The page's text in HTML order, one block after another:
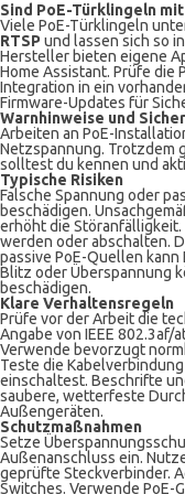
Sind PoE-Türklingeln
Viele PoE-Türklingeln
RTSP und lassen sich so
Hersteller bieten eigene
Home Assistant. Prüfe die
Integration in ein
Firmware-Updates für
Warnhinweise und
Arbeiten an PoE-
Netzspannung. Trotzdem
solltest du kennen und
Typische Risiken
Falsche Spannung oder
beschädigen.
erhöht die
werden oder abschalten.
passive PoE-Quellen
Blitz oder Überspannung
beschädigen.
Klare Verhaltensregeln
Prüfe vor der Arbeit die
Angabe von IEEE
Verwende bevorzugt
Teste die
einschaltest. Beschrifte
saubere, wetterfeste
Außengeräten.
Schutzmaßnahmen
Setze
Außenanschluss ein.
geprüfte Steckverbinder.
Switches. Verwende PoE-